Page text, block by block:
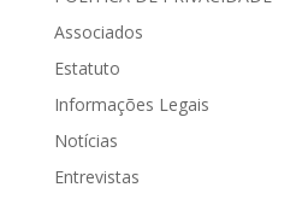
Associados
Estatuto
Informações Legais
Notícias
Entrevistas